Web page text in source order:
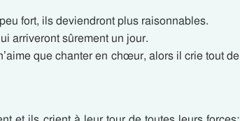
fort, ils deviendront plus raisonnables.
arriveront sûrement un jour.
que chanter en chœur, alors il crie tout de